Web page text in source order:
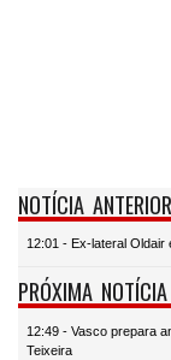
NOTÍCIA ANTERIOR
12:01 - Ex-lateral Oldair
PRÓXIMA NOTÍCIA
12:49 - Vasco prepara
Teixeira